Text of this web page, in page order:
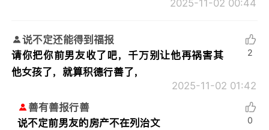
2025-11-02 00:44
说不定还能得到福报
请你把你前男友收了吧，千万别让他再祸害其
他女孩了，就算积德行善了，
2025-11-02 01:42
2
善有善报行善
说不定前男友的房产不在列治文
0